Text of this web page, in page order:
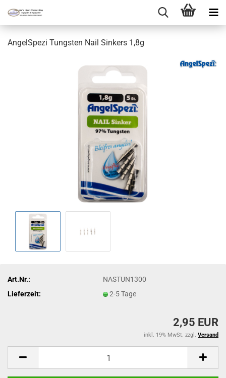
AngelSpezi Tungsten Nail Sinkers 1,8g
Art.Nr.:
NASTUN1300
Lieferzeit:
2-5 Tage
2,95 EUR
inkl. 19% MwSt. zzgl. Versand